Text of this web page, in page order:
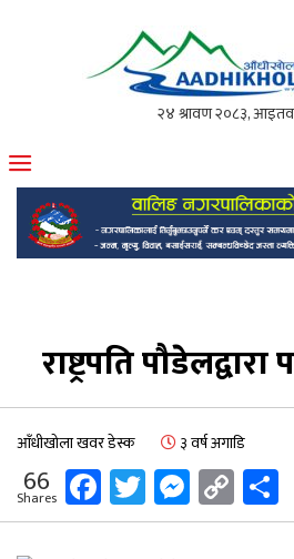
मोफसलकै लोकप्रिय अनलाइन पत्रिका
राष्ट्रपति
आँधीखोला खवर डेस्क ३ वर्ष अगाडि
66
Shares Facebook
TwitterCopy
Link